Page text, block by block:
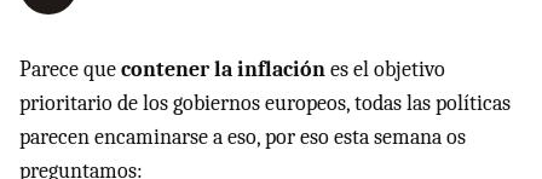
Parece quecontener la inflaciónes el objetivo
prioritario de los gobiernos europeos, todas las políticas
parecen encaminarse a eso, por eso esta semana os
preguntamos: